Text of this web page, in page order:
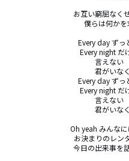
お互い窮屈なく
僕らは何か
Every day ずっ
Every night だ
言えない
君がいな
Every day ずっ
Every night だ
言えない
君がいな
Oh yeah みんな
お決まりのレン
今日の出来事を